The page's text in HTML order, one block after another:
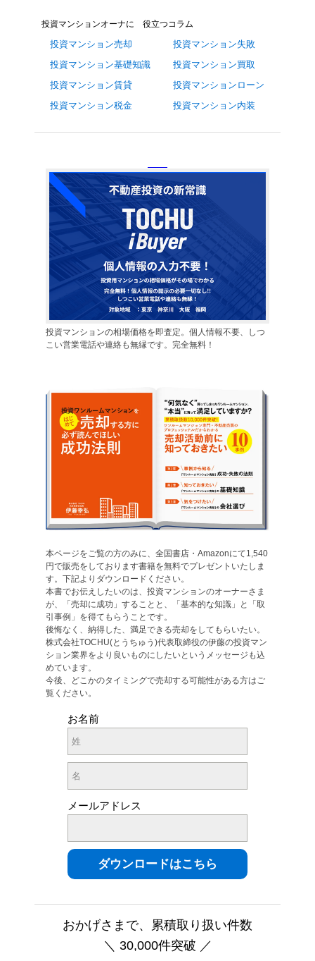
投資マンションオーナに 役立つコラム
投資マンション売却
投資マンション基礎知識
投資マンション賃貸
投資マンション税金
投資マンション失敗
投資マンション買取
投資マンションローン
投資マンション内装
投資マンションの相場価格を即査定。個人情報不要、しつ
こい営業電話や連絡も無縁です。完全無料！
本ページをご覧の方のみに、全国書店・Amazonにて1,540
円で販売をしております書籍を無料でプレゼントいたしま
す。下記よりダウンロードください。
本書でお伝えしたいのは、投資マンションのオーナーさま
が、「売却に成功」することと、「基本的な知識」と「取
引事例」を得てもらうことです。
後悔なく、納得した、満足できる売却をしてもらいたい。
株式会社TOCHU(とうちゅう)代表取締役の伊藤の投資マン
ション業界をより良いものにしたいというメッセージも込
めています。
今後、どこかのタイミングで売却する可能性がある方はご
覧ください。
お名前
メールアドレス
おかげさまで、累積取り扱い件数
＼ 30,000件突破 ／